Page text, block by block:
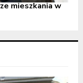
mieszkania w